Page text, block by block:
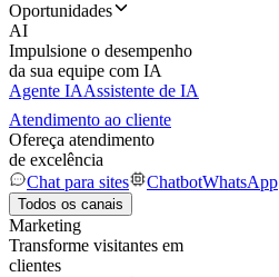
Oportunidades
AI
Impulsione o desempenho
da sua equipe com IA
Agente IAAssistente de IA
Atendimento ao cliente
Ofereça atendimento
de excelência
Chat para sites
ChatbotWhatsApp
Todos os canais
Marketing
Transforme visitantes em
clientes